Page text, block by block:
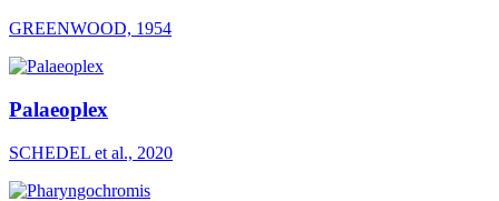
GREENWOOD, 1954
Palaeoplex
SCHEDEL et al., 2020